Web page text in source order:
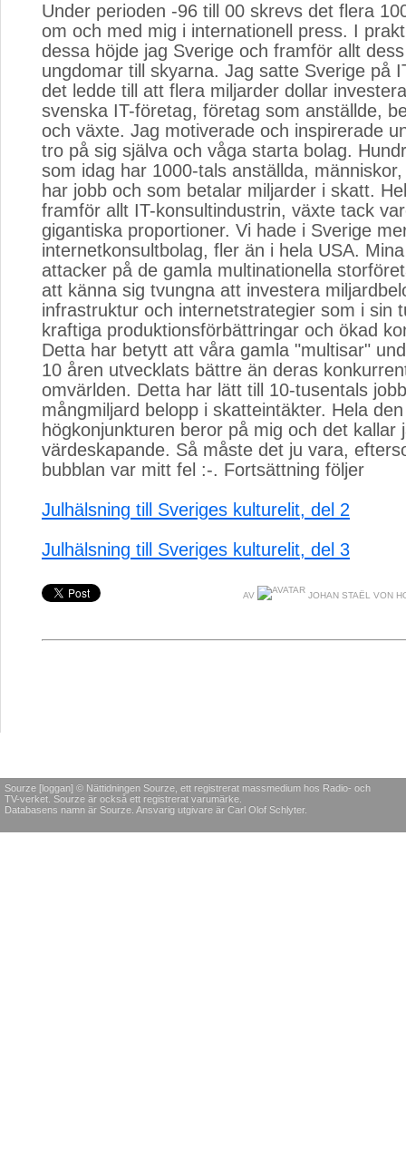
Under perioden -96 till 00 skrevs det flera
om och med mig i internationell press. I
dessa höjde jag Sverige och framför allt
ungdomar till skyarna. Jag satte Sverige på
det ledde till att flera miljarder dollar
svenska IT-företag, företag som anställde,
och växte. Jag motiverade och inspirerade
tro på sig själva och våga starta bolag.
som idag har 1000-tals anställda,
har jobb och som betalar miljarder i skatt.
framför allt IT-konsultindustrin, växte tack
gigantiska proportioner. Vi hade i Sverige
internetkonsultbolag, fler än i hela USA.
attacker på de gamla multinationella
att känna sig tvungna att investera
infrastruktur och internetstrategier som i sin
kraftiga produktionsförbättringar och ökad
Detta har betytt att våra gamla "multisar"
10 åren utvecklats bättre än deras
omvärlden. Detta har lätt till 10-tusentals
mångmiljard belopp i skatteintäkter. Hela
högkonjunkturen beror på mig och det kallar
värdeskapande. Så måste det ju vara,
bubblan var mitt fel :-. Fortsättning följer
Julhälsning till Sveriges kulturelit, del 2
Julhälsning till Sveriges kulturelit, del 3
AV JOHAN STAËL VON
Sourze [loggan] © Nättidningen Sourze, ett registrerat massmedium hos Radio- och
TV-verket. Sourze är också ett registrerat varumärke.
Databasens namn är Sourze. Ansvarig utgivare är Carl Olof Schlyter.